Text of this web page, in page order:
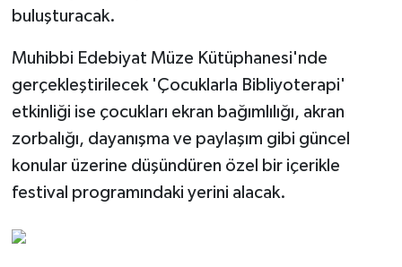
buluşturacak.
Muhibbi Edebiyat Müze Kütüphanesi'nde
gerçekleştirilecek 'Çocuklarla Bibliyoterapi'
etkinliği ise çocukları ekran bağımlılığı, akran
zorbalığı, dayanışma ve paylaşım gibi güncel
konular üzerine düşündüren özel bir içerikle
festival programındaki yerini alacak.